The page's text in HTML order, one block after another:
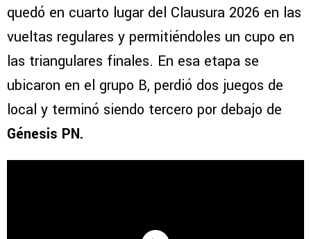
quedó en cuarto lugar del Clausura 2026 en las
vueltas regulares y permitiéndoles un cupo en
las triangulares finales. En esa etapa se
ubicaron en el grupo B, perdió dos juegos de
local y terminó siendo tercero por debajo de
Génesis PN.